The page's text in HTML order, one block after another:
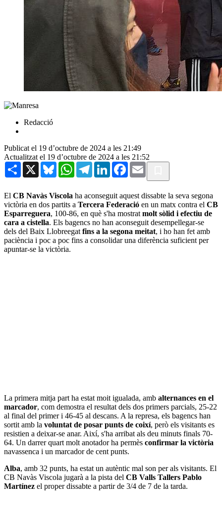
Redacció
Publicat el 19 d’octubre de 2024 a les 21:49
Actualitzat el 19 d’octubre de 2024 a les 21:52
Share X BlueskyWhatsAppTelegramLinkedInFacebook
Email
El CB Navàs Viscola ha aconseguit aquest dissabte la seva segona
victòria en dos partits a Tercera Federació en un matx contra el CB
Esparreguera, 100-86, en què s'ha mostrat molt sòlid i efectiu de
cara a cistella. Els bagencs no han aconseguit desempellegar-se
dels del Baix Llobreegat fins a la segona meitat, i ho han fet amb
paciència i poc a poc fins a consolidar una diferència suficient per
apuntar-se la victòria.
La primera mitja part ha estat moit igualada, amb alternances en el
marcador, com demostra el resultat dels dos primers parcials, 25-22
al final del primer i 46-45 al descans. A la represa, els bagencs han
sortit amb la voluntat de posar punts de coixí, però els visitants es
resistien a deixar-se anar. Així, s'ha arribat als deu minuts finals 70-
64. Un darrer quart molt anotador ha permès confirmar la victòria
navassenca i un marcador de cent punts.
Alba, amb 32 punts, ha estat un autèntic mal son per als visitants. El
CB Navàs Viscola jugarà a la pista del CB Valls Tallers Pablo
Martínez el proper dissabte a partir de 3/4 de 7 de la tarda.